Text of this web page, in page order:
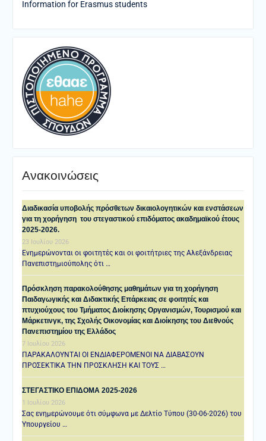
Information for Erasmus students
Ανακοινώσεις
Διαδικασία υποβολής πρόσθετων δικαιολογητικών και ενστάσεων
για τη χορήγηση του στεγαστικού επιδόματος ακαδημαϊκού έτους
2025-2026.
23 Ιουλίου 2026
Ενημερώνονται οι φοιτητές και οι φοιτήτριες της Αλεξάνδρειας
Πανεπιστημιούπολης ότι …
Πρόσκληση παρακολούθησης μαθημάτων για τη χορήγηση
Παιδαγωγικής και Διδακτικής Επάρκειας σε φοιτητές και
πτυχιούχους του Τμήματος Διοίκησης Οργανισμών, Τουρισμού και
Μάρκετινγκ, της Σχολής Οικονομίας και Διοίκησης του Διεθνούς
Πανεπιστημίου της Ελλάδος
7 Ιουλίου 2026
ΠΑΡΑΚΑΛΟΥΝΤΑΙ ΟΙ ΕΝΔΙΑΦΕΡΟΜΕΝΟΙ ΝΑ ΔΙΑΒΑΣΟΥΝ
ΠΡΟΣΕΚΤΙΚΑ ΤΗΝ ΠΡΟΣΚΛΗΣΗ ΚΑΙ ΤΟΥΣ …
ΣΤΕΓΑΣΤΙΚΟ ΕΠΙΔΟΜΑ 2025-2026
1 Ιουλίου 2026
Σας ενημερώνουμε ότι σύμφωνα με Δελτίο Τύπου (30-06-2026) του
Υπουργείου …